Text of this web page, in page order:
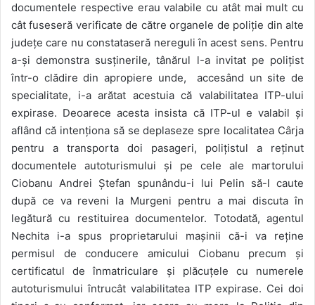
documentele respective erau valabile cu atât mai mult cu
cât fuseseră verificate de către organele de poliție din alte
județe care nu constataseră nereguli în acest sens. Pentru
a-și demonstra susținerile, tânărul l-a invitat pe polițist
într-o clădire din apropiere unde, accesând un site de
specialitate, i-a arătat acestuia că valabilitatea ITP-ului
expirase. Deoarece acesta insista că ITP-ul e valabil și
aflând că intenționa să se deplaseze spre localitatea Cârja
pentru a transporta doi pasageri, polițistul a reținut
documentele autoturismului și pe cele ale martorului
Ciobanu Andrei Ștefan spunându-i lui Pelin să-l caute
după ce va reveni la Murgeni pentru a mai discuta în
legătură cu restituirea documentelor. Totodată, agentul
Nechita i-a spus proprietarului mașinii că-i va reține
permisul de conducere amicului Ciobanu precum și
certificatul de înmatriculare și plăcuțele cu numerele
autoturismului întrucât valabilitatea ITP expirase. Cei doi